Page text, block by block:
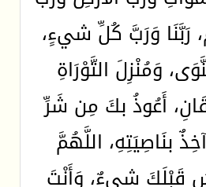
رَبَّنَا وَرَبَّ كُلِّ شيءٍ،
وَمُنْزِلَ التَّوْرَاةِ
أَعُوذُ بكَ مِن شَرِّ
بنَاصِيَتِهِ، اللَّهُمَّ
قَبْلَكَ شيءٌ، وَأَنْتَ